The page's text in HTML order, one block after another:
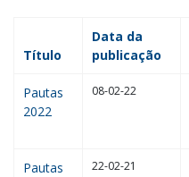
Título
Data da
publicação
Pautas
2022
08-02-22
Pautas
22-02-21